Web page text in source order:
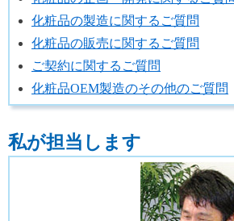
化粧品の製造に関するご質問
化粧品の販売に関するご質問
ご契約に関するご質問
化粧品OEM製造のその他のご質問
私が担当します